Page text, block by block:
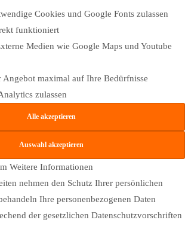
Cookies und Google Fonts zulassen
funktioniert
Medien wie Google Maps und Youtube
Angebot maximal auf Ihre Bedürfnisse
zulassen
Weitere Informationen
nehmen den Schutz Ihrer persönlichen
Ihre personenbezogenen Daten
der gesetzlichen Datenschutzvorschriften